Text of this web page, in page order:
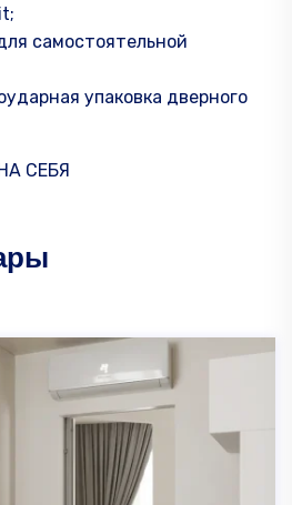
самостоятельной
упаковка дверного
СЕБЯ